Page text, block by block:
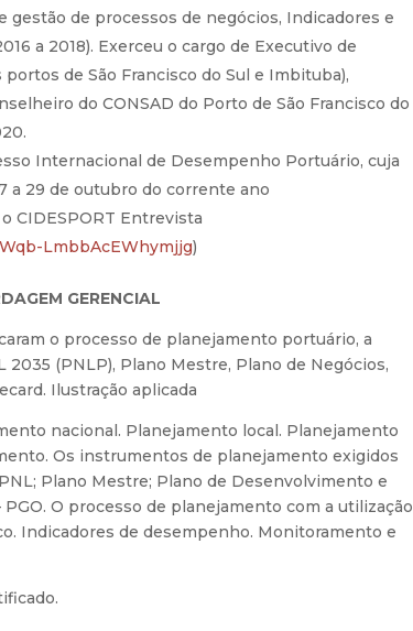
gestão de processos de negócios, Indicadores e
a 2018). Exerceu o cargo de Executivo de
de São Francisco do Sul e Imbituba),
do CONSAD do Porto de São Francisco do
Internacional de Desempenho Portuário, cuja
a 29 de outubro do corrente ano
CIDESPORT Entrevista
LmbbAcEWhymjjg)
GERENCIAL
o processo de planejamento portuário, a
(PNLP), Plano Mestre, Plano de Negócios,
Ilustração aplicada
nacional. Planejamento local. Planejamento
Os instrumentos de planejamento exigidos
Plano Mestre; Plano de Desenvolvimento e
O processo de planejamento com a utilização
Indicadores de desempenho. Monitoramento e